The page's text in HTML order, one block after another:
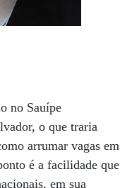
no Sauípe
o que traria
arrumar vagas em
é a facilidade que
em sua